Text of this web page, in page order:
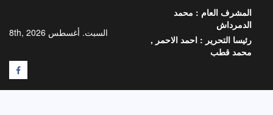
المحتوى
السبت. أغسطس 8th, 2026
المشرف العام : محمد
الدمرداش
رئيسا التحرير : احمد الاحمر ,
محمد قطب
F